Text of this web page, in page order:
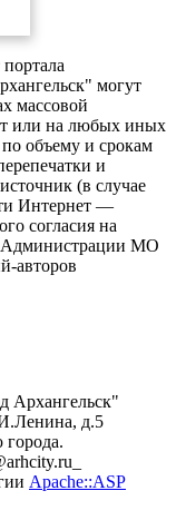
могут
массовой
или на любых иных
объему и срокам
и
(в случае
Интернет —
согласия на
Администрации МО
авторов
Архангельск"
д.5
Apache::ASP